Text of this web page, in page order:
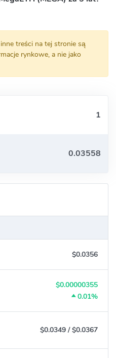
treści na tej stronie są
rynkowe, a nie jako
$0.0356
$0.00000355
0.01%
$0.0349 /$0.0367